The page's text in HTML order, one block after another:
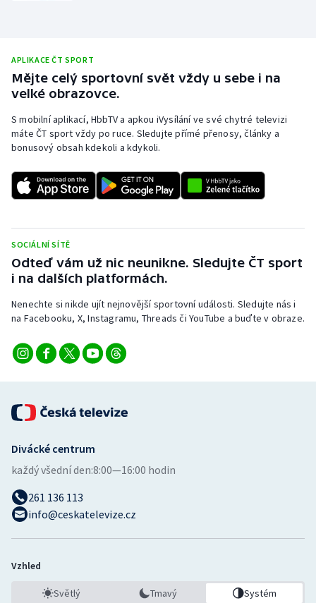
Plavání
Plážový volejbal
Ragby
Rychlostní kanoistika
Short track
Sportovní střelba
Stolní tenis
Veslování
Ostatní
APLIKACE ČT SPORT
Mějte celý sportovní svět vždy u sebe i na
velké obrazovce.
S mobilní aplikací, HbbTV a apkou iVysílání ve své chytré televizi
máte ČT sport vždy po ruce. Sledujte přímé přenosy, články a
bonusový obsah kdekoli a kdykoli.
SOCIÁLNÍ SÍTĚ
Odteď vám už nic neunikne. Sledujte ČT sport
i na dalších platformách.
Nenechte si nikde ujít nejnovější sportovní události. Sledujte nás i
na Facebooku, X, Instagramu, Threads či YouTube a buďte v obraze.
Divácké centrum
každý všední den:8:00—16:00 hodin
261 136 113
info@ceskatelevize.cz
Vzhled
Světlý Tmavý Systém